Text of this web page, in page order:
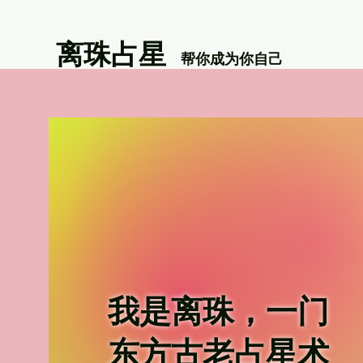
离珠占星 帮你成为你自己
我是离珠，一门
东方古老占星术